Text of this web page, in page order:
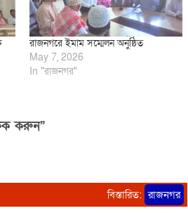
রাজনগরে ইমাম সম্মেলন অনুষ্ঠিত
May 7, 2026
In "রাজনগর"
করুন”
বিস্তারিত: রাজনগর